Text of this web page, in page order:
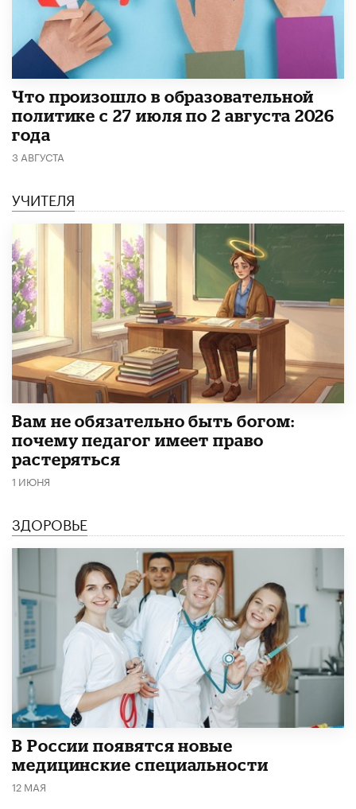
​Что произошло в образовательной
политике с 27 июля по 2 августа 2026
года
3 АВГУСТА
УЧИТЕЛЯ
​Вам не обязательно быть богом:
почему педагог имеет право
растеряться
1 ИЮНЯ
ЗДОРОВЬЕ
В России появятся новые
медицинские специальности
12 МАЯ